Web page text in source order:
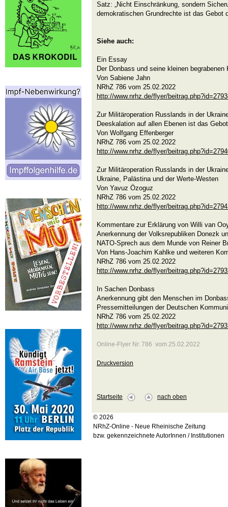
Satz: „Nicht Einschränkung, sondern
demokratischen Grundrechte ist das Gebot
Siehe auch:
Ein Essay
Der Donbass und seine kleinen begrabenen
Von Sabiene Jahn
NRhZ 786 vom 25.02.2022
http://www.nrhz.de/flyer/
Zur Militäroperation Russlands in der
Deeskalation auf allen Ebenen ist das
Von Wolfgang Effenberger
NRhZ 786 vom 25.02.2022
http://www.nrhz.de/flyer/
Zur Militäroperation Russlands in der
Ukraine, Palästina und der Werte-Westen
Von Yavuz Özoguz
NRhZ 786 vom 25.02.2022
http://www.nrhz.de/flyer/
Kommentare zur Erklärung von Willi van
Anerkennung der Volksrepubliken Donezk
NATO-Sprech aus dem Munde von Reiner
Von Hans-Joachim Kahlke und weiteren
NRhZ 786 vom 25.02.2022
http://www.nrhz.de/flyer/
In Sachen Donbass
Anerkennung gibt den Menschen im
Pressemitteilungen der Deutschen
NRhZ 786 vom 25.02.2022
http://www.nrhz.de/flyer/
Online-Flyer Nr. 786 vom 25.02.2022
Druckversion
Startseite nach oben
© 2026
NRhZ-Online - Neue Rheinische Zeitung
bzw. gekennzeichnete AutorInnen / Institutionen